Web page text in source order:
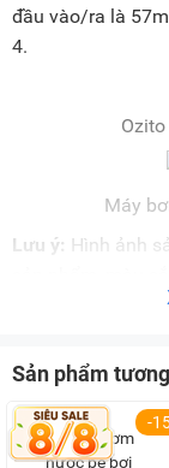
đầu vào/ra là
4.
Máy
Lưu ý: Hình ảnh
Sản phẩm
-